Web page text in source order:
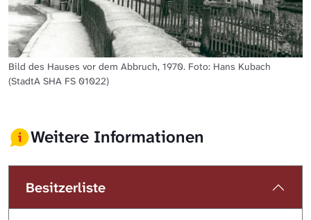
Bild des Hauses vor dem Abbruch, 1970. Foto: Hans Kubach
(StadtA SHA FS 01022)
Weitere Informationen
Besitzerliste